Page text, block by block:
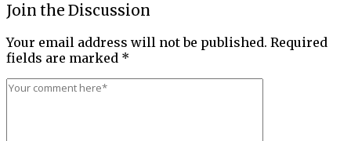
Join the Discussion
Your email address will not be published. Required
fields are marked *